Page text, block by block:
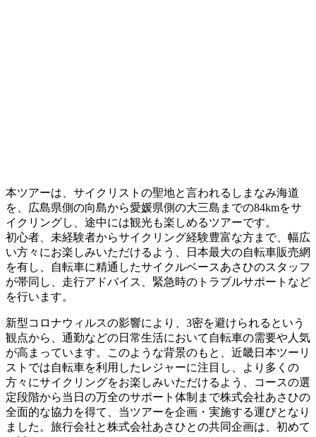
本ツアーは、サイクリストの聖地と言われるしまなみ海道
を、広島県側の向島から愛媛県側の大三島までの84kmをサ
イクリングし、途中には観光も楽しめるツアーです。
初心者、未経験者からサイクリング経験豊富な方まで、幅広
い方々にお楽しみいただけるよう、日本最大の自転車販売網
を有し、自転車に精通したサイクルベースあさひのスタッフ
が帯同し、走行アドバイス、緊急時のトラブルサポートなど
を行います。
新型コロナウィルスの影響により、3密を避けられるという
観点から、通勤などの日常生活において自転車の需要や人気
が高まっています。このような背景のもと、近畿日本ツーリ
ストでは自転車を利用したレジャーに注目し、より多くの
方々にサイクリングをお楽しみいただけるよう、コースの選
定段階から当日の万全のサポート体制まで株式会社あさひの
全面的な協力を得て、当ツアーを企画・実施する運びとなり
ました。旅行会社と株式会社あさひとの共同企画は、初めて